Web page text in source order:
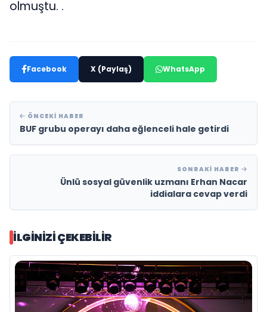
olmuştu. .
Facebook X (Paylaş) WhatsApp
ÖNCEKI HABER
BUF grubu operayı daha eğlenceli hale getirdi
SONRAKI HABER
Ünlü sosyal güvenlik uzmanı Erhan Nacar
iddialara cevap verdi
İLGINIZI ÇEKEBILIR